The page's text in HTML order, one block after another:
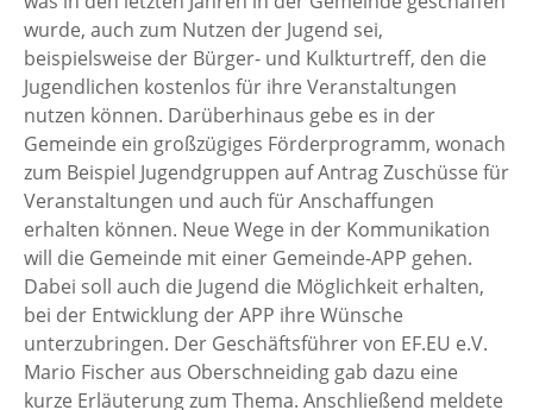
wurde, auch zum Nutzen der Jugend sei,
beispielsweise der Bürger- und Kulkturtreff, den die
Jugendlichen kostenlos für ihre Veranstaltungen
nutzen können. Darüberhinaus gebe es in der
Gemeinde ein großzügiges Förderprogramm, wonach
zum Beispiel Jugendgruppen auf Antrag Zuschüsse für
Veranstaltungen und auch für Anschaffungen
erhalten können. Neue Wege in der Kommunikation
will die Gemeinde mit einer Gemeinde-APP gehen.
Dabei soll auch die Jugend die Möglichkeit erhalten,
bei der Entwicklung der APP ihre Wünsche
unterzubringen. Der Geschäftsführer von EF.EU e.V.
Mario Fischer aus Oberschneiding gab dazu eine
kurze Erläuterung zum Thema. Anschließend meldete